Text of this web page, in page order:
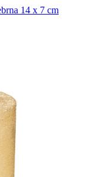
14 x 7 cm